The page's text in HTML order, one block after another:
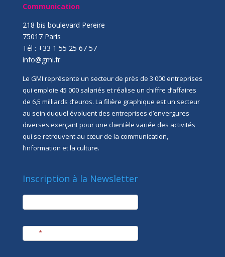
Communication
218 bis boulevard Pereire
75017 Paris
Tél : +33 1 55 25 67 57
info@gmi.fr
Le GMI représente un secteur de près de 3 000 entreprises
qui emploie 45 000 salariés et réalise un chiffre d’affaires
de 6,5 milliards d’euros. La filière graphique est un secteur
au sein duquel évoluent des entreprises d’envergures
diverses exerçant pour une clientèle variée des activités
qui se retrouvent au cœur de la communication,
l’information et la culture.
Inscription à la Newsletter
newsletter
*